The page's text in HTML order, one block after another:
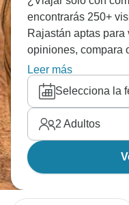
encontrarás 250+
Rajastán aptas
opiniones, compara
mejor viaje de ida y
Leer más
Selecciona la
2 Adultos